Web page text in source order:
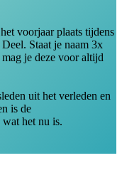
voorjaar plaats tijdens
Staat je naam 3x
je deze voor altijd
uit het verleden en
is de
het nu is.